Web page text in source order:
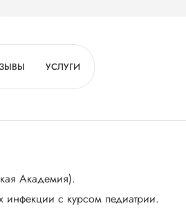
УСЛУГИ
Академия).
инфекции с курсом педиатрии.